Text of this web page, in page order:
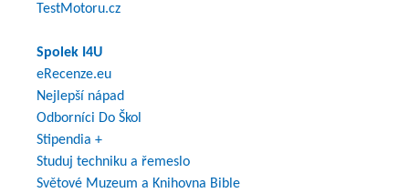
TestMotoru.cz
Spolek I4U
eRecenze.eu
Nejlepší nápad
Odborníci Do Škol
Stipendia +
Studuj techniku a řemeslo
Světové Muzeum a Knihovna Bible